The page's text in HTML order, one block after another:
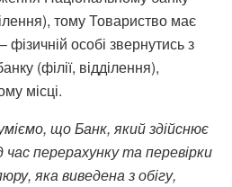
тому Товариство має
фізичній особі звернутись з
(філії, відділення),
місці.
що Банк, який здійснює
час перерахунку та перевірки
яка виведена з обігу,